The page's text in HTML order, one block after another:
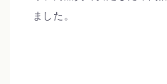
ました。